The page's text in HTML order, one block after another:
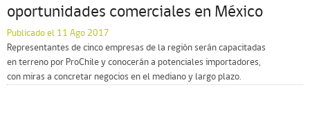
oportunidades comerciales en México
Publicado el 11 Ago 2017
Representantes de cinco empresas de la región serán capacitadas
en terreno por ProChile y conocerán a potenciales importadores,
con miras a concretar negocios en el mediano y largo plazo.